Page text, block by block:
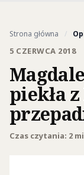
Strona główna /
5 CZERWCA 2018
piekła
Czas czytania: 2